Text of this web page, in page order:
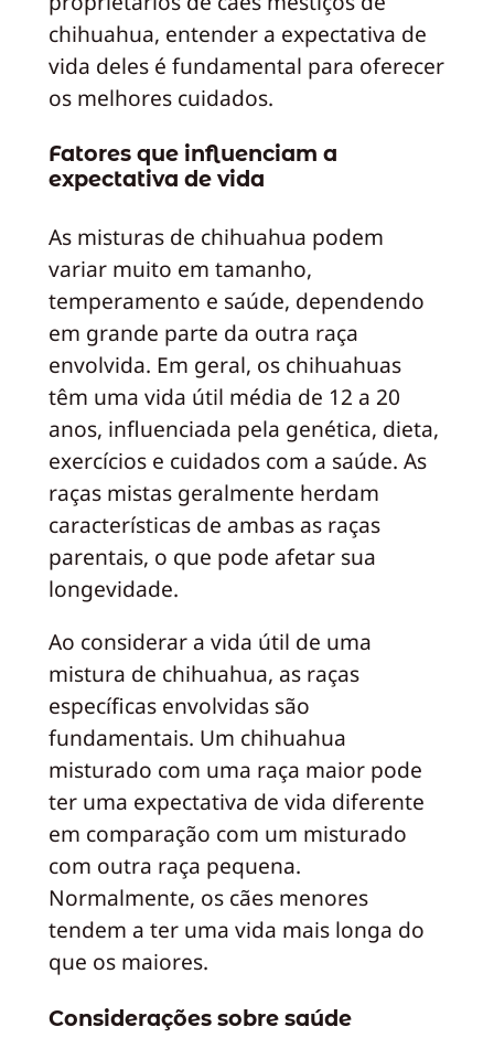
chihuahua, entender a expectativa de
vida deles é fundamental para oferecer
os melhores cuidados.
Fatores que influenciam a
expectativa de vida
As misturas de chihuahua podem
variar muito em tamanho,
temperamento e saúde, dependendo
em grande parte da outra raça
envolvida. Em geral, os chihuahuas
têm uma vida útil média de 12 a 20
anos, influenciada pela genética, dieta,
exercícios e cuidados com a saúde. As
raças mistas geralmente herdam
características de ambas as raças
parentais, o que pode afetar sua
longevidade.
Ao considerar a vida útil de uma
mistura de chihuahua, as raças
específicas envolvidas são
fundamentais. Um chihuahua
misturado com uma raça maior pode
ter uma expectativa de vida diferente
em comparação com um misturado
com outra raça pequena.
Normalmente, os cães menores
tendem a ter uma vida mais longa do
que os maiores.
Considerações sobre saúde